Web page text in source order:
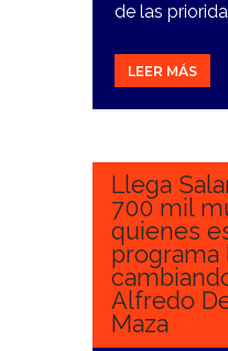
de las
LEER MÁS
16
Llega
700 mil
quienes
programa
Alfredo
Maza